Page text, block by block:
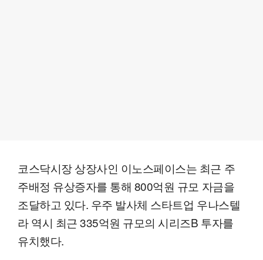
코스닥시장 상장사인 이노스페이스는 최근 주
주배정 유상증자를 통해 800억원 규모 자금을
조달하고 있다. 우주 발사체 스타트업 우나스텔
라 역시 최근 335억원 규모의 시리즈B 투자를
유치했다.